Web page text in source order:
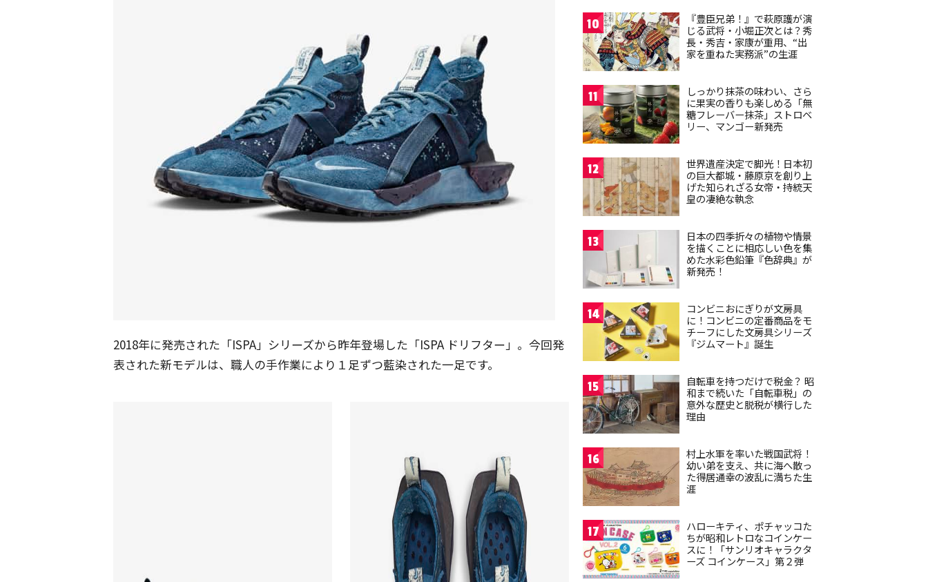
2018年に発売された「ISPA」シリーズから昨年登場した「ISPA ドリフター」。今回発
表された新モデルは、職人の手作業により１足ずつ藍染された一足です。
10
『豊臣兄弟！』で萩原護が演
じる武将・小堀正次とは？秀
長・秀吉・家康が重用、“出
家を重ねた実務派”の生涯
11
しっかり抹茶の味わい、さら
に果実の香りも楽しめる「無
糖フレーバー抹茶」ストロベ
リー、マンゴー新発売
12
世界遺産決定で脚光！日本初
の巨大都城・藤原京を創り上
げた知られざる女帝・持統天
皇の凄絶な執念
13
日本の四季折々の植物や情景
を描くことに相応しい色を集
めた水彩色鉛筆『色辞典』が
新発売！
14
コンビニおにぎりが文房具
に！コンビニの定番商品をモ
チーフにした文房具シリーズ
『ジムマート』誕生
15
自転車を持つだけで税金？ 昭
和まで続いた「自転車税」の
意外な歴史と脱税が横行した
理由
16
村上水軍を率いた戦国武将！
幼い弟を支え、共に海へ散っ
た得居通幸の波乱に満ちた生
涯
17
ハローキティ、ポチャッコた
ちが昭和レトロなコインケー
スに！「サンリオキャラクタ
ーズ コインケース」第２弾